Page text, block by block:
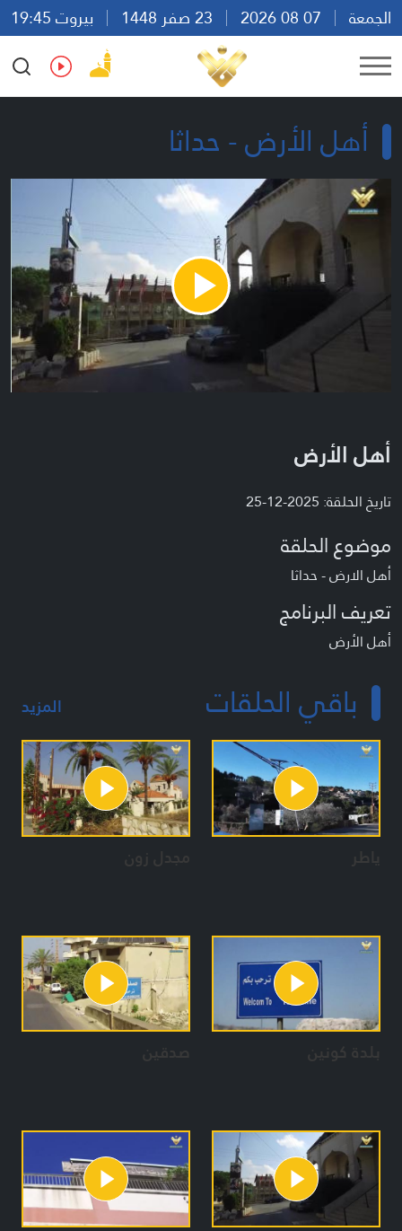
الجمعة
بيروت 19:45
Ar
En Fr Es
أهل الأرض - حداثا
Play
Video
أهل الأرض
تاريخ الحلقة: 2025-12-25
موضوع الحلقة
أهل الارض - حداثا
تعريف البرنامج
أهل الأرض
باقي الحلقات المزيد
مجدل زون
بلدة كونين صدقين